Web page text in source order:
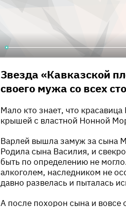
Звезда «Кавказской
своего мужа со всех
Мало кто знает, что
крышей с властной Нонной
Варлей вышла замуж за сына
Родила сына Василия, и
быть по определению не
алкоголем, наследником не
давно развелась и пыталась
А после похорон сына и вовсе